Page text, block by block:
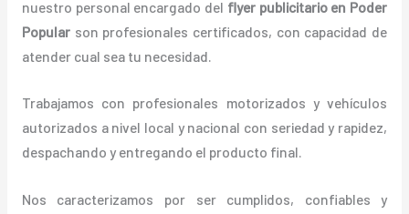
nuestro personal encargado del flyer publicitarioen Poder
Popularson profesionales certificados, con capacidad de
atender cual sea tu necesidad.
Trabajamos con profesionales motorizados y vehículos
autorizados a nivel local y nacional con seriedad y rapidez,
despachando y entregando el producto final.
Nos caracterizamos por ser cumplidos, confiables y